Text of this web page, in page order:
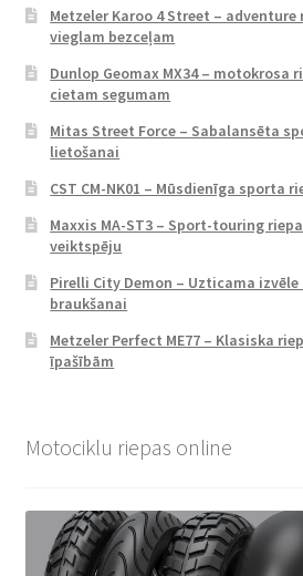
Metzeler Karoo 4 Street –
vieglam bezceļam
Dunlop Geomax MX34 – motokrosa
cietam segumam
Mitas Street Force – Sabalansēta
lietošanai
CST CM-NK01 – Mūsdienīga sporta
Maxxis MA-ST3 – Sport-touring
veiktspēju
Pirelli City Demon – Uzticama
braukšanai
Metzeler Perfect ME77 – Klasiska
īpašībām
Motociklu riepas online